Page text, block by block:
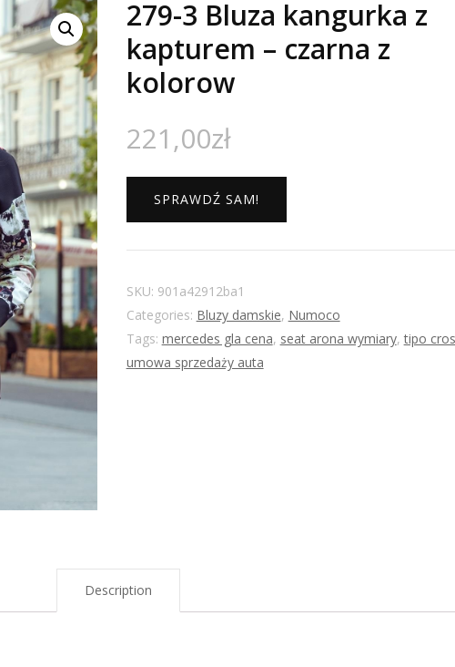
279-3 Bluza kangurka z
kapturem – czarna z
kolorow
221,00zł
SPRAWDŹ SAM!
SKU: 901a42912ba1
Categories: Bluzy damskie, Numoco
Tags: mercedes gla cena, seat arona wymiary,tipo
umowa sprzedaży auta
Description